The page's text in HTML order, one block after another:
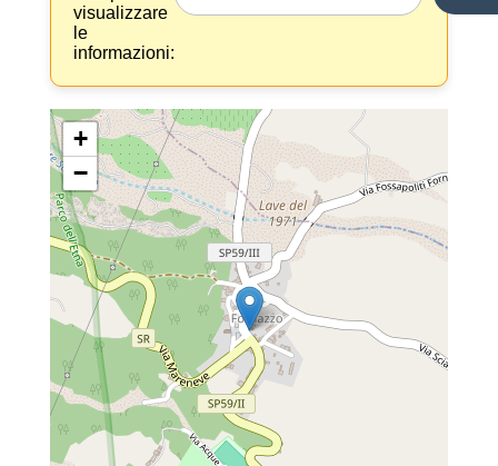
visualizzare
le
informazioni:
+
−